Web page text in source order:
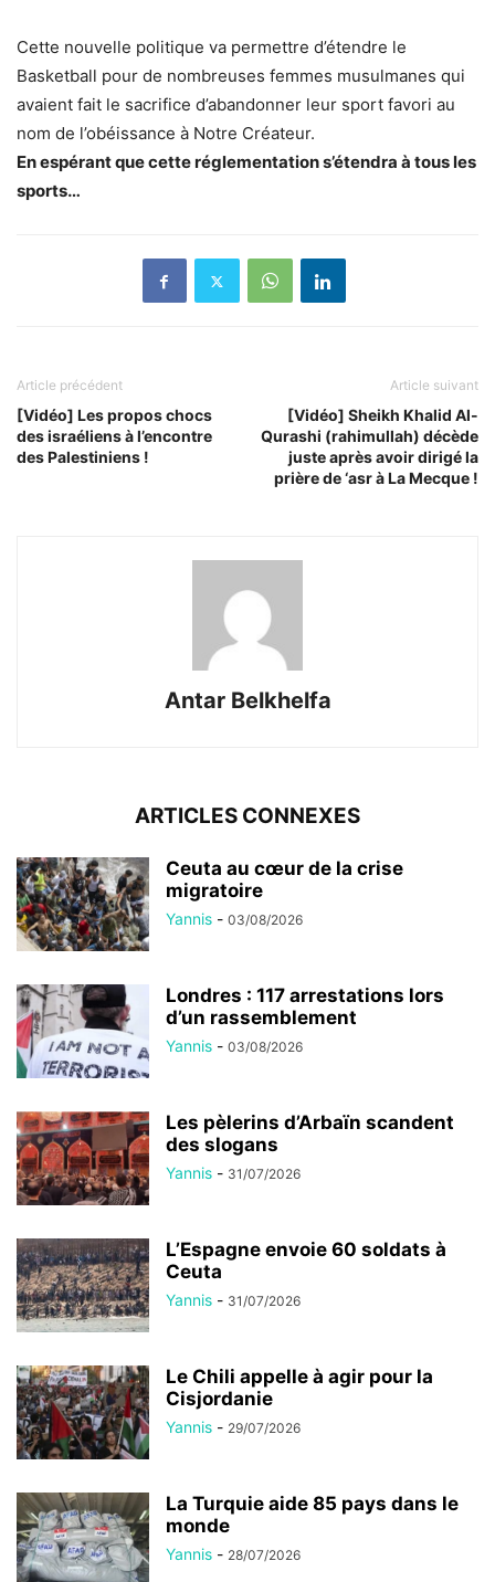
Cette nouvelle politique va permettre d’étendre le
Basketball pour de nombreuses femmes musulmanes qui
avaient fait le sacrifice d’abandonner leur sport favori au
nom de l’obéissance à Notre Créateur.
En espérant que cette réglementation s’étendra à tous les
sports…
Article précédent
[Vidéo] Les propos chocs
des israéliens à l’encontre
des Palestiniens !
Article suivant
[Vidéo] Sheikh Khalid Al-
Qurashi (rahimullah) décède
juste après avoir dirigé la
prière de ‘asr à La Mecque !
Antar Belkhelfa
ARTICLES CONNEXES
Ceuta au cœur de la crise
migratoire
Yannis - 03/08/2026
Londres : 117 arrestations lors
d’un rassemblement
Yannis - 03/08/2026
Les pèlerins d’Arbaïn scandent
des slogans
Yannis - 31/07/2026
L’Espagne envoie 60 soldats à
Ceuta
Yannis - 31/07/2026
Le Chili appelle à agir pour la
Cisjordanie
Yannis - 29/07/2026
La Turquie aide 85 pays dans le
monde
Yannis - 28/07/2026